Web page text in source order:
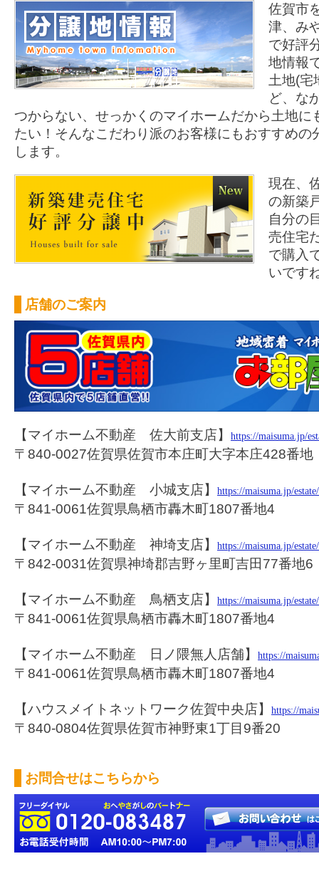
佐賀市
津、み
で好評
地情報
土地(宅
ど、な
つからない、せっかくのマイホームだから土地に
たい！そんなこだわり派のお客様にもおすすめの
します。
現在、
の新築
自分の
売住宅
で購入
いです
店舗のご案内
【マイホーム不動産 佐大前支店】 https://maisuma.jp/
〒840-0027佐賀県佐賀市本庄町大字本庄428番地
【マイホーム不動産 小城支店】 https://maisuma.jp/
〒841-0061佐賀県鳥栖市轟木町1807番地4
【マイホーム不動産 神埼支店】 https://maisuma.jp/
〒842-0031佐賀県神埼郡吉野ヶ里町吉田77番地6
【マイホーム不動産 鳥栖支店】 https://maisuma.jp/
〒841-0061佐賀県鳥栖市轟木町1807番地4
【マイホーム不動産 日ノ隈無人店舗】 https://
〒841-0061佐賀県鳥栖市轟木町1807番地4
【ハウスメイトネットワーク佐賀中央店】 https://
〒840-0804佐賀県佐賀市神野東1丁目9番20
お問合せはこちらから